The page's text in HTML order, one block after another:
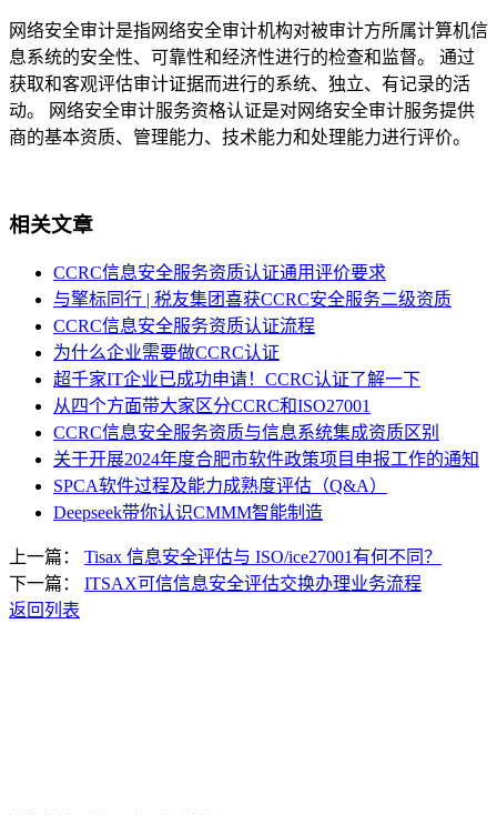
网络安全审计是指网络安全审计机构对被审计方所属计算机信
息系统的安全性、可靠性和经济性进行的检查和监督。 通过
获取和客观评估审计证据而进行的系统、独立、有记录的活
动。 网络安全审计服务资格认证是对网络安全审计服务提供
商的基本资质、管理能力、技术能力和处理能力进行评价。
相关文章
CCRC信息安全服务资质认证通用评价要求
与擎标同行 | 税友集团喜获CCRC安全服务二级资质
CCRC信息安全服务资质认证流程
为什么企业需要做CCRC认证
超千家IT企业已成功申请！CCRC认证了解一下
从四个方面带大家区分CCRC和ISO27001
CCRC信息安全服务资质与信息系统集成资质区别
关于开展2024年度合肥市软件政策项目申报工作的通知
SPCA软件过程及能力成熟度评估（Q&A）
Deepseek带你认识CMMM智能制造
上一篇： Tisax 信息安全评估与 ISO/ice27001有何不同？
下一篇： ITSAX可信信息安全评估交换办理业务流程
返回列表